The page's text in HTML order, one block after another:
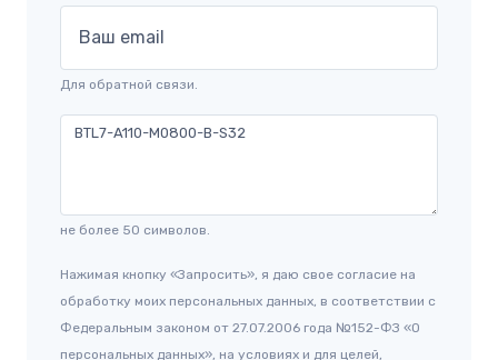
Ваш email
Для обратной связи.
не более 50 символов.
Нажимая кнопку «Запросить», я даю свое согласие на
обработку моих персональных данных, в соответствии с
Федеральным законом от 27.07.2006 года №152-ФЗ «О
персональных данных», на условиях и для целей,